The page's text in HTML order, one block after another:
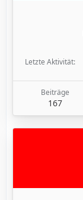
Letzte Aktivität
Beiträge
167